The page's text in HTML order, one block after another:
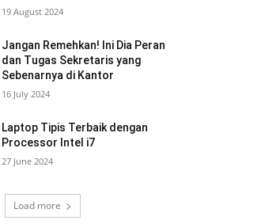
19 August 2024
Jangan Remehkan! Ini Dia Peran
dan Tugas Sekretaris yang
Sebenarnya di Kantor
16 July 2024
Laptop Tipis Terbaik dengan
Processor Intel i7
27 June 2024
Load more